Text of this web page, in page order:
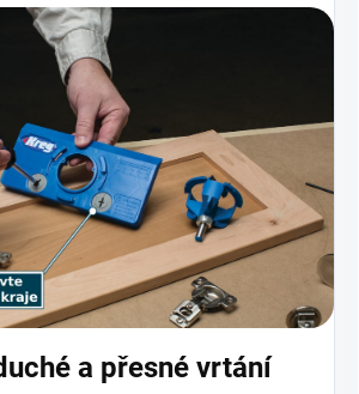
a přesné vrtání